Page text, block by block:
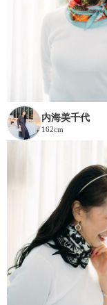
内海美千代
162cm